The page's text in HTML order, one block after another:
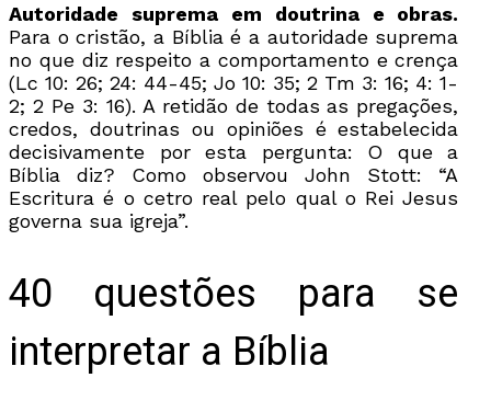
Autoridade suprema em doutrina e obras.
Para o cristão, a Bíblia é a autoridade suprema
no que diz respeito a comportamento e crença
(Lc 10: 26; 24: 44-45; Jo 10: 35; 2 Tm 3: 16; 4: 1-
2; 2 Pe 3: 16). A retidão de todas as pregações,
credos, doutrinas ou opiniões é estabelecida
decisivamente por esta pergunta: O que a
Bíblia diz? Como observou John Stott: “A
Escritura é o cetro real pelo qual o Rei Jesus
governa sua igreja”.
40 questões para se
interpretar a Bíblia